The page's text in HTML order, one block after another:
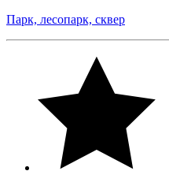
Парк, лесопарк, сквер